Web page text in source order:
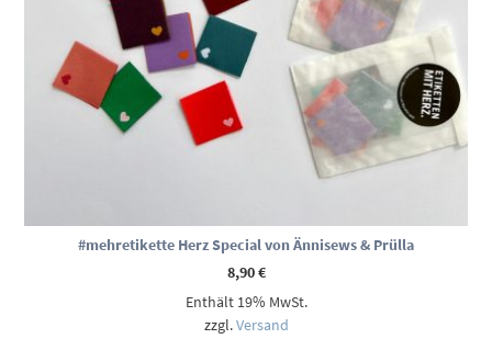
#mehretikette Herz Special von Ännisews & Prülla
8,90€
Enthält 19% MwSt.
zzgl.Versand